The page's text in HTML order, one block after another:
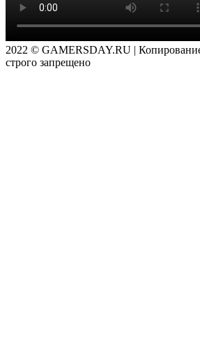
2022 © GAMERSDAY.RU |
строго запрещено